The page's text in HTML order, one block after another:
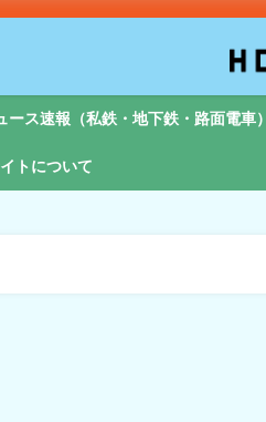
ース速報（私鉄・地下鉄・路面電車）
トについて